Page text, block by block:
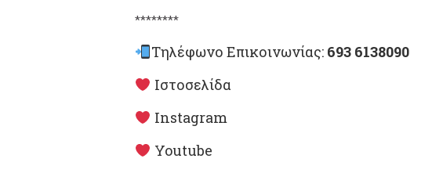
********
Τηλέφωνο Επικοινωνίας: 693 6138090
Ιστοσελίδα
Instagram
Youtube